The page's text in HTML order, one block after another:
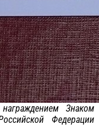
Знаком
Федерации